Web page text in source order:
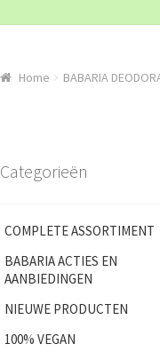
Home BABARIA
Categorieën
COMPLETE ASSORTIMENT
BABARIA ACTIES EN
AANBIEDINGEN
NIEUWE PRODUCTEN
100% VEGAN